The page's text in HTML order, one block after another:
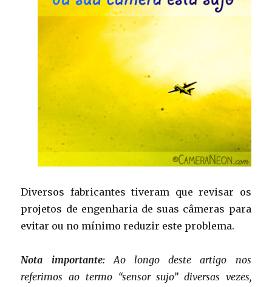
Diversos fabricantes tiveram que revisar os
projetos de engenharia de suas câmeras para
evitar ou no mínimo reduzir este problema.
Nota importante:Ao longo deste artigo nos
referimos ao termo “sensor sujo” diversas vezes,